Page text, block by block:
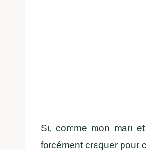
Si, comme mon mari
forcément craquer pour